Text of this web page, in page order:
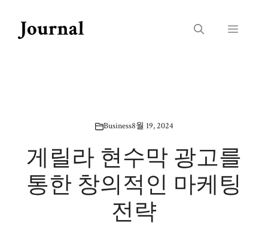
content
Menu
Business8월 19, 2024
게릴라 현수막 광고를
통한 창의적인 마케팅
전략